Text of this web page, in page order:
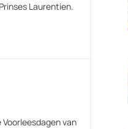
Laurentien.
van